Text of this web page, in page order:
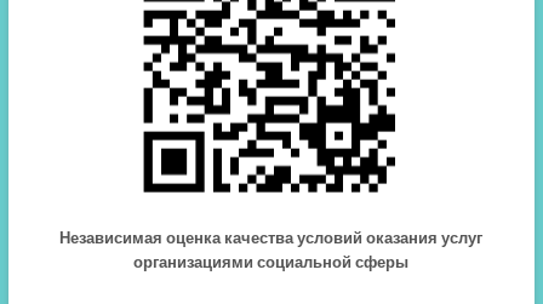
Независимая оценка качества условий оказания услуг
организациями социальной сферы